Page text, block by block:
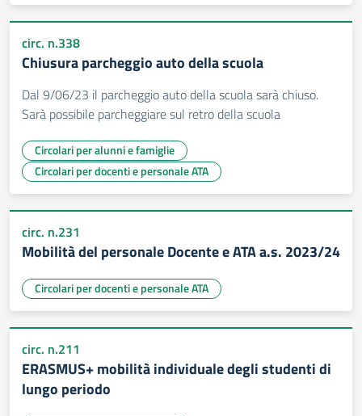
circ. n.338
Chiusura parcheggio auto della scuola
Dal 9/06/23 il parcheggio auto della scuola sarà chiuso.
Sarà possibile parcheggiare sul retro della scuola
Circolari per alunni e famiglie
Circolari per docenti e personale ATA
circ. n.231
Mobilità del personale Docente e ATA a.s. 2023/24
Circolari per docenti e personale ATA
circ. n.211
ERASMUS+ mobilità individuale degli studenti di
lungo periodo